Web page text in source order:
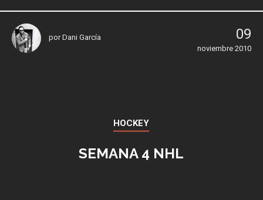
porDani García 09
noviembre 2010
HOCKEY
SEMANA 4 NHL